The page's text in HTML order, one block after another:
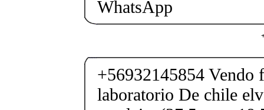
WhatsApp
+56932145854 Vendo
laboratorio De chile